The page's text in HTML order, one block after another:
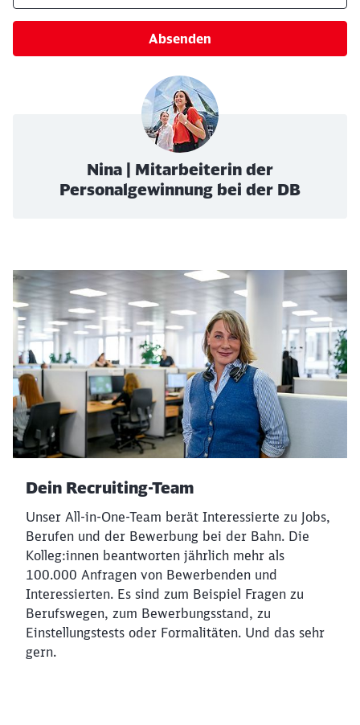
Absenden
Nina | Mitarbeiterin der
Personalgewinnung bei der DB
Dein Recruiting-Team
Unser All-in-One-Team berät Interessierte zu Jobs,
Berufen und der Bewerbung bei der Bahn. Die
Kolleg:innen beantworten jährlich mehr als
100.000 Anfragen von Bewerbenden und
Interessierten. Es sind zum Beispiel Fragen zu
Berufswegen, zum Bewerbungsstand, zu
Einstellungstests oder Formalitäten. Und das sehr
gern.